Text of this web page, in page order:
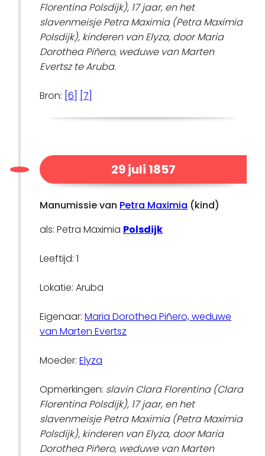
Florentina Polsdijk), 17 jaar, en het
slavenmeisje Petra Maximia (Petra Maximia
Polsdijk), kinderen van Elyza, door Maria
Dorothea Piñero, weduwe van Marten
Evertsz te Aruba.
Bron: [6] [7]
29 juli 1857
Manumissie van Petra Maximia (kind)
als: Petra Maximia Polsdijk
Leeftijd: 1
Lokatie: Aruba
Eigenaar:Maria Dorothea Piñero, weduwe
van Marten Evertsz
Moeder:Elyza
Opmerkingen: slavin Clara Florentina (Clara
Florentina Polsdijk), 17 jaar, en het
slavenmeisje Petra Maximia (Petra Maximia
Polsdijk), kinderen van Elyza, door Maria
Dorothea Piñero, weduwe van Marten